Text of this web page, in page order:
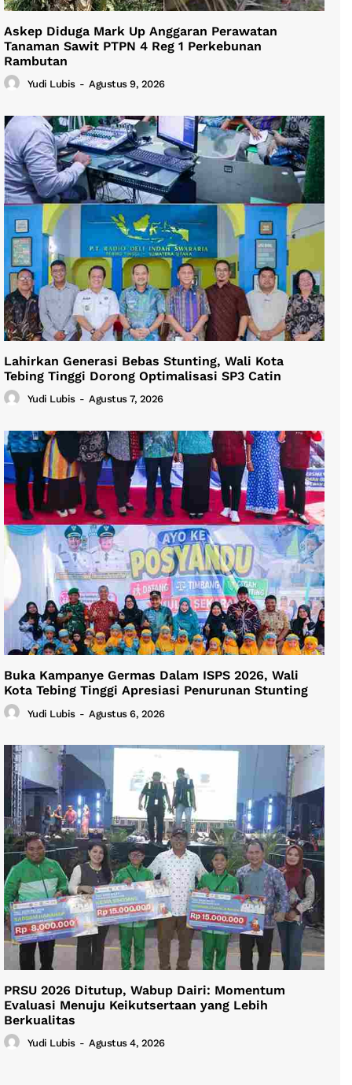
Askep Diduga Mark Up Anggaran Perawatan
Tanaman Sawit PTPN 4 Reg 1 Perkebunan
Rambutan
Yudi Lubis - Agustus 9, 2026
Lahirkan Generasi Bebas Stunting, Wali Kota
Tebing Tinggi Dorong Optimalisasi SP3 Catin
Yudi Lubis - Agustus 7, 2026
Buka Kampanye Germas Dalam ISPS 2026, Wali
Kota Tebing Tinggi Apresiasi Penurunan Stunting
Yudi Lubis - Agustus 6, 2026
PRSU 2026 Ditutup, Wabup Dairi: Momentum
Evaluasi Menuju Keikutsertaan yang Lebih
Berkualitas
Yudi Lubis - Agustus 4, 2026